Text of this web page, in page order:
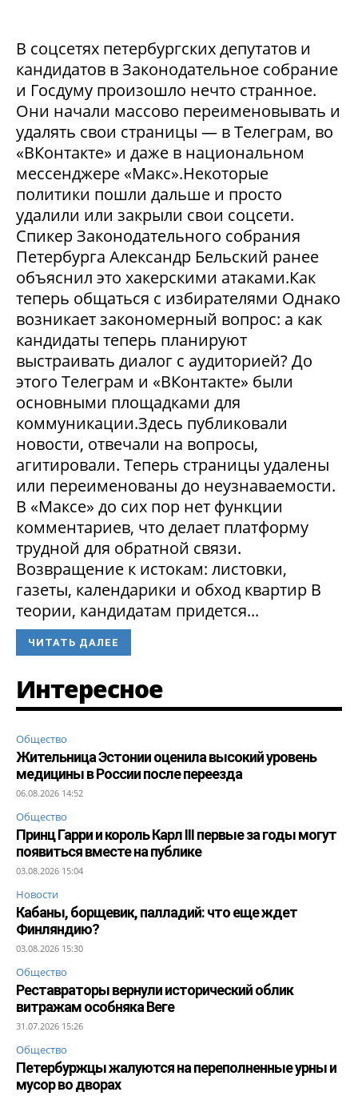
В соцсетях петербургских депутатов и
кандидатов в Законодательное собрание
и Госдуму произошло нечто странное.
Они начали массово переименовывать и
удалять свои страницы — в Телеграм, во
«ВКонтакте» и даже в национальном
мессенджере «Макс».Некоторые
политики пошли дальше и просто
удалили или закрыли свои соцсети.
Спикер Законодательного собрания
Петербурга Александр Бельский ранее
объяснил это хакерскими атаками.Как
теперь общаться с избирателями Однако
возникает закономерный вопрос: а как
кандидаты теперь планируют
выстраивать диалог с аудиторией? До
этого Телеграм и «ВКонтакте» были
основными площадками для
коммуникации.Здесь публиковали
новости, отвечали на вопросы,
агитировали. Теперь страницы удалены
или переименованы до неузнаваемости.
В «Максе» до сих пор нет функции
комментариев, что делает платформу
трудной для обратной связи.
Возвращение к истокам: листовки,
газеты, календарики и обход квартир В
теории, кандидатам придется...
ЧИТАТЬ ДАЛЕЕ
Интересное
Общество
Жительница Эстонии оценила высокий уровень
медицины в России после переезда
06.08.2026 14:52
Общество
Принц Гарри и король Карл III первые за годы могут
появиться вместе на публике
03.08.2026 15:04
Новости
Кабаны, борщевик, палладий: что еще ждет
Финляндию?
03.08.2026 15:30
Общество
Реставраторы вернули исторический облик
витражам особняка Веге
31.07.2026 15:26
Общество
Петербуржцы жалуются на переполненные урны и
мусор во дворах